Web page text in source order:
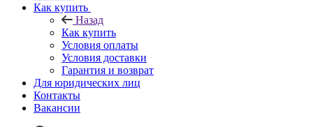
Как купить
Назад
Как купить
Условия оплаты
Условия доставки
Гарантия и возврат
Для юридических лиц
Контакты
Вакансии